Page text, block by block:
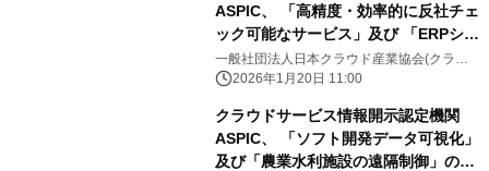
ASPIC、 「高精度・効率的に反社チェ
ック可能なサービス」及び 「ERPシス
テム(統合基幹業務システム)」のSaaS
2件を新たに認定 創立25周年記念 新
中
一般社団法人日本クラウド産業協会(クラウ
ドサービス情報開示認定機関)
2026年1月20日 11:00
クラウドサービス情報開示認定機関
ASPIC、 「ソフト開発データ可視化」
及び「農業水利施設の遠隔制御」の